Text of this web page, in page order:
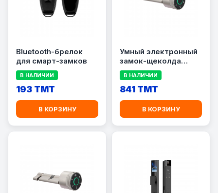
Bluetooth-брелок
для смарт-замков
В НАЛИЧИИ
193 TMT
В КОРЗИНУ
Умный электронный
замок-щеколда
(короткий) Smart
Lock
В НАЛИЧИИ
841 TMT
В КОРЗИНУ